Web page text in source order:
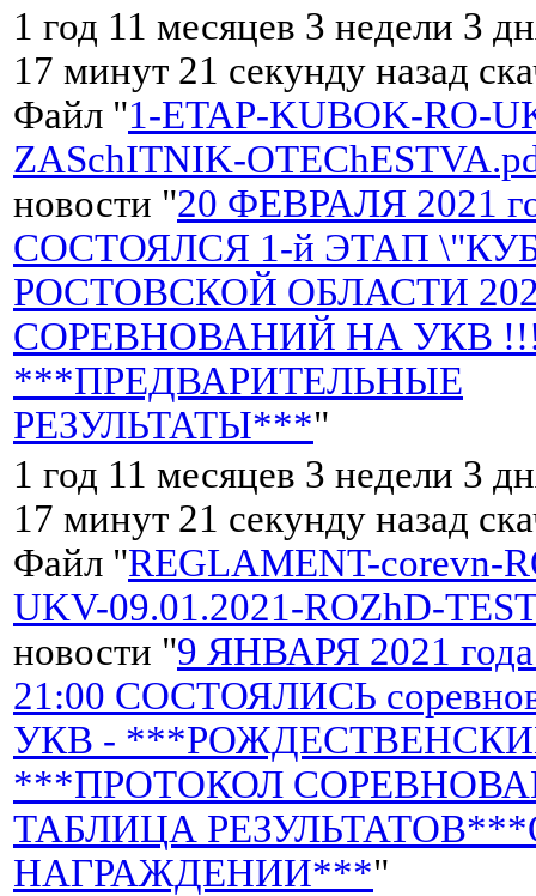
1 год 11 месяцев 3 недели 3
17 минут 21 секунду назад
Файл "1-ETAP-KUBOK-RO-
ZASchITNIK-
новости "20 ФЕВРАЛЯ 2021
СОСТОЯЛСЯ 1-й ЭТАП
РОСТОВСКОЙ ОБЛАСТИ
СОРЕВНОВАНИЙ НА УКВ
***ПРЕДВАРИТЕЛЬНЫЕ
РЕЗУЛЬТАТЫ***"
1 год 11 месяцев 3 недели 3
17 минут 21 секунду назад
Файл "REGLAMENT-corevn-
UKV-09.01.2021-ROZhD-
новости "9 ЯНВАРЯ 2021
21:00 СОСТОЯЛИСЬ
УКВ -
***ПРОТОКОЛ
ТАБЛИЦА
НАГРАЖДЕНИИ***"